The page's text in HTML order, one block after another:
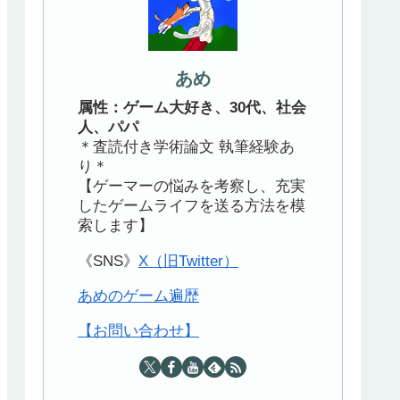
あめ
属性：ゲーム大好き、30代、社会
人、パパ
＊査読付き学術論文 執筆経験あ
り＊
【ゲーマーの悩みを考察し、充実
したゲームライフを送る方法を模
索します】
《SNS》 X（旧Twitter）
あめのゲーム遍歴
【お問い合わせ】